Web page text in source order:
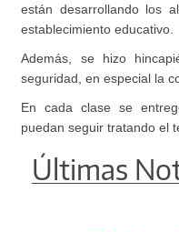
están desarrollando los
establecimiento educativo.
Además, se hizo
seguridad, en especial la
En cada clase se
puedan seguir tratando el
Últimas